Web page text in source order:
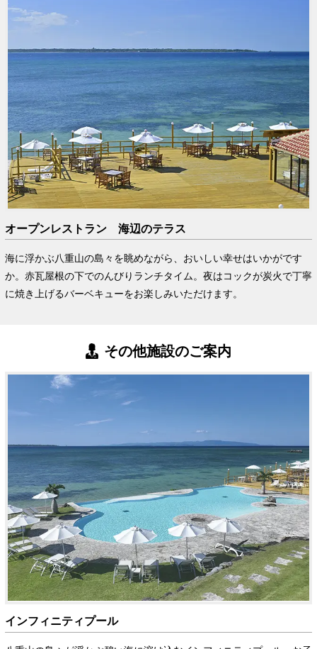
オープンレストラン 海辺のテラス
海に浮かぶ八重山の島々を眺めながら、おいしい幸せはいかがです
か。赤瓦屋根の下でのんびりランチタイム。夜はコックが炭火で丁寧
に焼き上げるバーベキューをお楽しみいただけます。
その他施設のご案内
インフィニティプール